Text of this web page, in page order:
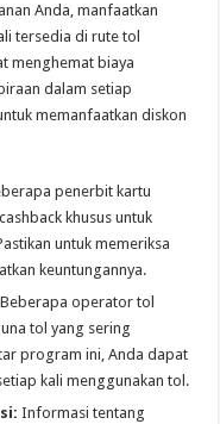
Anda, manfaatkan
tersedia di rute tol
menghemat biaya
dalam setiap
memanfaatkan diskon
penerbit kartu
khusus untuk
untuk memeriksa
keuntungannya.
Beberapa operator tol
tol yang sering
program ini, Anda dapat
kali menggunakan tol.
Informasi tentang